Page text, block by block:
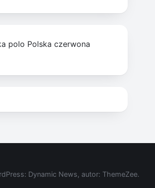
polo Polska czerwona
Dynamic News, autor: ThemeZee.